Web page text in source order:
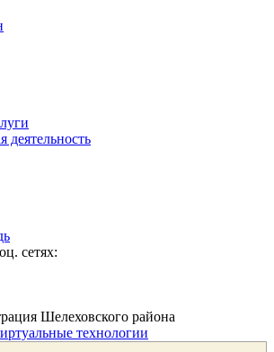
деятельность
сетях:
Шелеховского района
технологии